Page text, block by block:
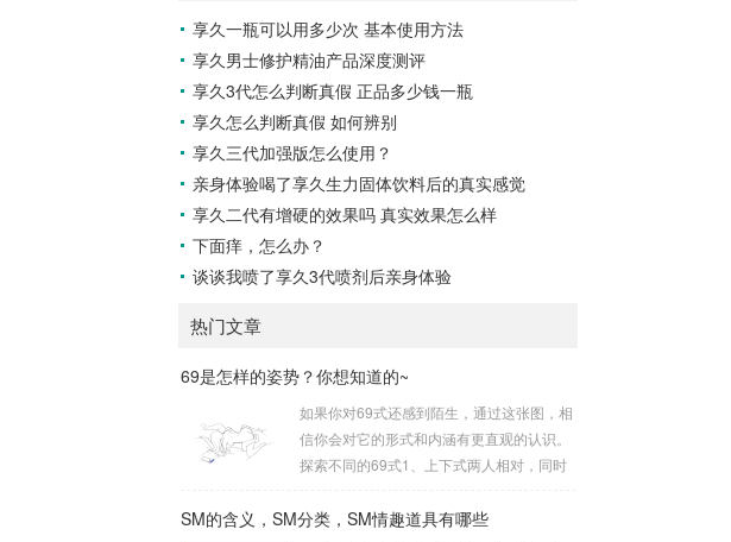
享久一瓶可以用多少次 基本使用方法
享久男士修护精油产品深度测评
享久3代怎么判断真假 正品多少钱一瓶
享久怎么判断真假 如何辨别
享久三代加强版怎么使用？
亲身体验喝了享久生力固体饮料后的真实感觉
享久二代有增硬的效果吗 真实效果怎么样
下面痒，怎么办？
谈谈我喷了享久3代喷剂后亲身体验
热门文章
69是怎样的姿势？你想知道的~
如果你对69式还感到陌生，通过这张图，相
信你会对它的形式和内涵有更直观的认识。
探索不同的69式1、上下式两人相对，同时
出深度的身体交流。2、侧躺式最为舒适的
SM的含义，SM分类，SM情趣道具有哪些